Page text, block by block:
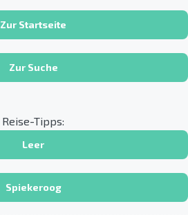
Zur Startseite
Zur Suche
Reise-Tipps:
Leer
Spiekeroog